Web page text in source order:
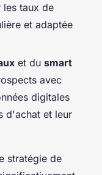
les taux de
et adaptée
et du smart
avec
digitales
d'achat et leur
stratégie de